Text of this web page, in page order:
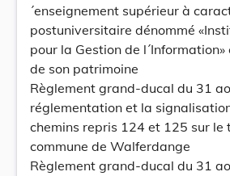
´enseignement supérieur à
postuniversitaire dénommé
pour la Gestion de
de son patrimoine
Règlement grand-ducal du 31
réglementation et la
chemins repris 124 et 125 sur le
commune de Walferdange
Règlement grand-ducal du 31